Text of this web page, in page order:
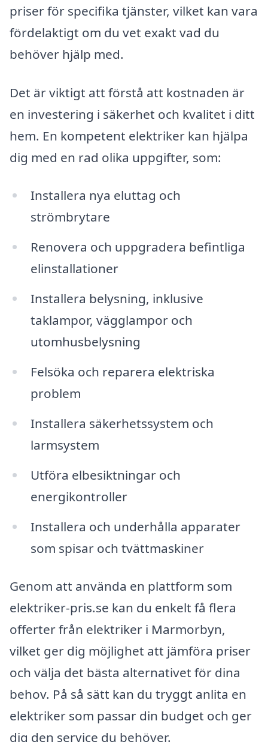
priser för specifika tjänster, vilket kan vara
fördelaktigt om du vet exakt vad du
behöver hjälp med.
Det är viktigt att förstå att kostnaden är
en investering i säkerhet och kvalitet i ditt
hem. En kompetent elektriker kan hjälpa
dig med en rad olika uppgifter, som:
Installera nya eluttag och
strömbrytare
Renovera och uppgradera befintliga
elinstallationer
Installera belysning, inklusive
taklampor, vägglampor och
utomhusbelysning
Felsöka och reparera elektriska
problem
Installera säkerhetssystem och
larmsystem
Utföra elbesiktningar och
energikontroller
Installera och underhålla apparater
som spisar och tvättmaskiner
Genom att använda en plattform som
elektriker-pris.se kan du enkelt få flera
offerter från elektriker i Marmorbyn,
vilket ger dig möjlighet att jämföra priser
och välja det bästa alternativet för dina
behov. På så sätt kan du tryggt anlita en
elektriker som passar din budget och ger
dig den service du behöver.